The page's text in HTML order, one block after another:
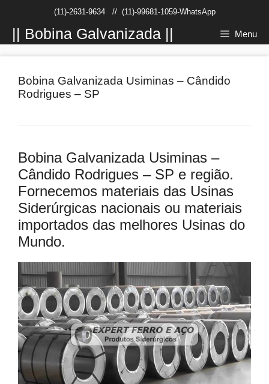
conteúdo
(11)-2631-9634// (11)-99681-1059-WhatsApp
|| Bobina Galvanizada || Menu
Bobina Galvanizada Usiminas – Cândido
Rodrigues – SP
Bobina Galvanizada Usiminas –
Cândido Rodrigues – SP e região.
Fornecemos materiais das Usinas
Siderúrgicas nacionais ou materiais
importados das melhores Usinas do
Mundo.